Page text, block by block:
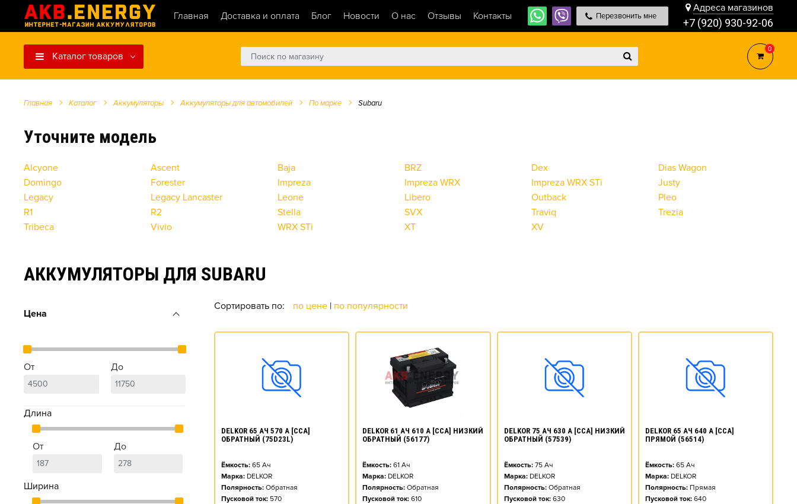
Главная Доставка и оплата Блог Новости О нас Отзывы Контакты Перезвонить мне
Адреса магазинов
+7 (920) 930-92-06
Каталог товаров
0
Главная Каталог Аккумуляторы Аккумуляторы для автомобилей По марке Subaru
Уточните модель
Alcyone Ascent Baja BRZ Dex
Dias Wagon
Domingo
Forester Impreza Impreza WRX Impreza WRX STi
Justy
Legacy
Legacy Lancaster Leone Libero Outback
Pleo
R1
R2 Stella SVX Traviq
Trezia
Tribeca
Vivio WRX STi XT XV
АККУМУЛЯТОРЫ ДЛЯ SUBARU
Цена
От До
Длина
От До
Ширина
Сортировать по: по цене | по популярности
DELKOR 65 АЧ 570 А [CCA]
ОБРАТНЫЙ (75D23L)
Ёмкость: 65 Ач
Марка: DELKOR
Полярность: Обратная
Пусковой ток: 570
DELKOR 61 АЧ 610 А [CCA] НИЗКИЙ
ОБРАТНЫЙ (56177)
Ёмкость: 61 Ач
Марка: DELKOR
Полярность: Обратная
Пусковой ток: 610
DELKOR 75 АЧ 630 А [CCA] НИЗКИЙ
ОБРАТНЫЙ (57539)
Ёмкость: 75Ач
Марка: DELKOR
Полярность: Обратная
Пусковой ток: 630
DELKOR 65 АЧ 640 А [CCA]
ПРЯМОЙ (56514)
Ёмкость: 65Ач
Марка: DELKOR
Полярность: Прямая
Пусковой ток: 640